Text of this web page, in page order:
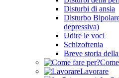
Disturbi di ansia
Disturbo
depressiva)
Udire le voci
Schizofrenia
Breve storia
Lavorare